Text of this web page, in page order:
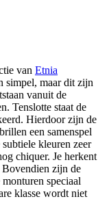
van Etnia
simpel, maar dit zijn
vanuit de
Tenslotte staat de
Hierdoor zijn de
een samenspel
kleuren zeer
chiquer. Je herkent
Bovendien zijn de
speciaal
klasse wordt niet